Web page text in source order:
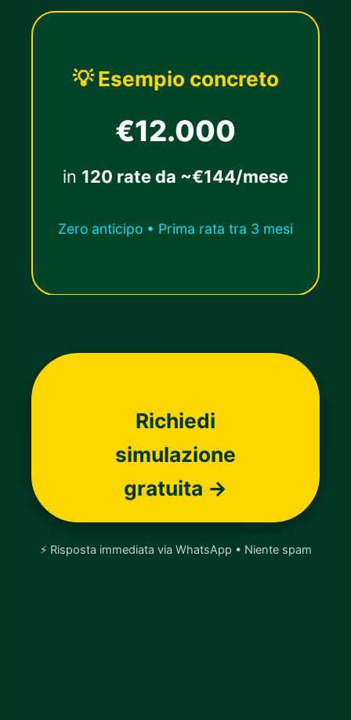
💡 Esempio concreto
€12.000
in 120 rate da ~€144/mese
Zero anticipo • Prima rata tra 3 mesi
Richiedi
simulazione
gratuita →
⚡ Risposta immediata via WhatsApp • Niente spam